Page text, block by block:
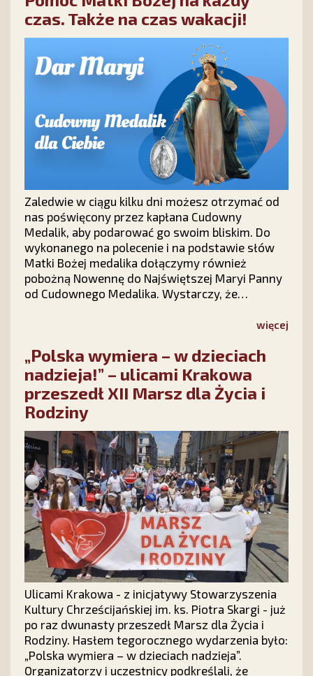
czas. Także na czas wakacji!
Zaledwie w ciągu kilku dni możesz otrzymać od
nas poświęcony przez kapłana Cudowny
Medalik, aby podarować go swoim bliskim. Do
wykonanego na polecenie i na podstawie słów
Matki Bożej medalika dołączymy również
pobożną Nowennę do Najświętszej Maryi Panny
od Cudownego Medalika. Wystarczy, że
Stowarzyszenia Ks. Piotra Skargi „Dar Maryi”
numer 12 423 44 23, a Medalik i Nowenna będą
Twoje!
więcej
„Polska wymiera – w dzieciach
nadzieja!” – ulicami Krakowa
przeszedł XII Marsz dla Życia i
Rodziny
Ulicami Krakowa - z inicjatywy Stowarzyszenia
Kultury Chrześcijańskiej im. ks. Piotra Skargi - już
po raz dwunasty przeszedł Marsz dla Życia i
Rodziny. Hasłem tegorocznego wydarzenia było:
„Polska wymiera – w dzieciach nadzieja”.
Organizatorzy i uczestnicy podkreślali, że